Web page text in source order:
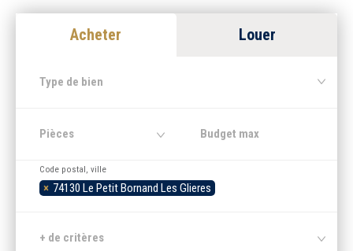
Acheter Louer
Type de bien
Pièces
× 74130 Le Petit Bornand Les Glieres
Code postal, ville
+ de critères